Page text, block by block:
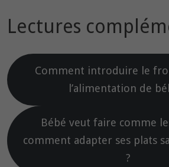
Lectures
Comment introduire le
l’alimentation de
Bébé veut faire comme
comment adapter ses plats
?